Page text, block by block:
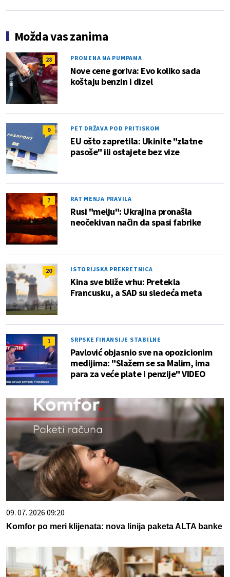
Možda vas zanima
28 PROMENA NA PUMPAMA
Nove cene goriva: Evo koliko sada
koštaju benzin i dizel
9 PET DRŽAVA POD PRITISKOM
EU ošto zapretila: Ukinite "zlatne
pasoše" ili ostajete bez vize
7 RAT MENJA PRAVILA
Rusi "melju": Ukrajina pronašla
neočekivan način da spasi fabrike
20 ISTORIJSKA PREKRETNICA
Kina sve bliže vrhu: Pretekla
Francusku, a SAD su sledeća meta
1 SRPSKE FINANSIJE STABILNE
Pavlović objasnio sve na opozicionim
medijima: "Slažem se sa Malim, ima
para za veće plate i penzije" VIDEO
09. 07. 2026 09:20
Komfor po meri klijenata: nova linija paketa ALTA banke